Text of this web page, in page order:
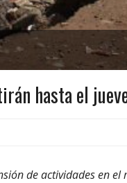
hasta el
de actividades en